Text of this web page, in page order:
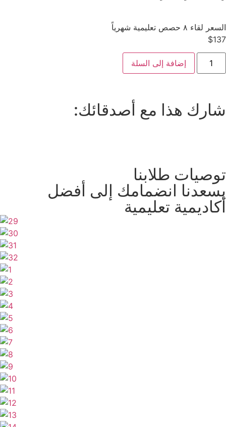
السعر لقاء ٨ حصص تعليمية شهرياً
$137
إضافة إلى السلة
شارك هذا مع أصدقائك:
توصيات طلابنا
يسعدنا انضمامك إلى أفضل
أكاديمية تعليمية